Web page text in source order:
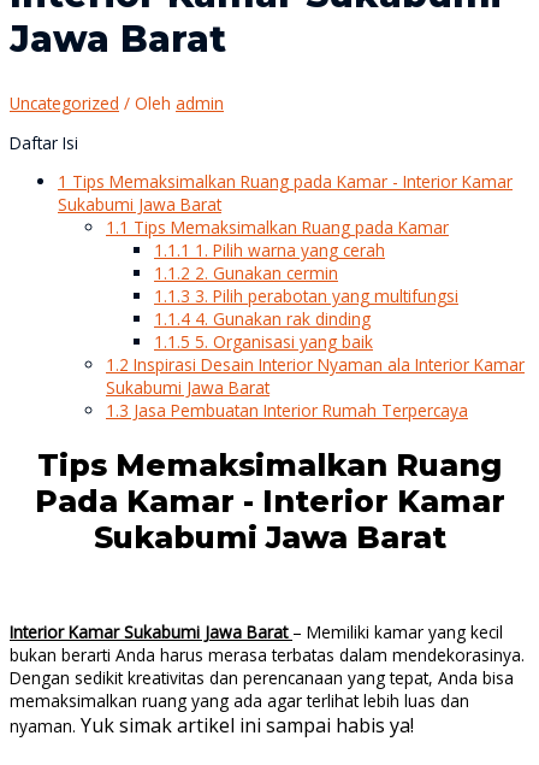
Jawa Barat
Uncategorized / Oleh admin
Daftar Isi
1 Tips Memaksimalkan Ruang pada Kamar - Interior Kamar
Sukabumi Jawa Barat
1.1 Tips Memaksimalkan Ruang pada Kamar
1.1.1 1. Pilih warna yang cerah
1.1.2 2. Gunakan cermin
1.1.3 3. Pilih perabotan yang multifungsi
1.1.4 4. Gunakan rak dinding
1.1.5 5. Organisasi yang baik
1.2 Inspirasi Desain Interior Nyaman ala Interior Kamar
Sukabumi Jawa Barat
1.3 Jasa Pembuatan Interior Rumah Terpercaya
Tips Memaksimalkan Ruang
Pada Kamar - Interior Kamar
Sukabumi Jawa Barat
Interior Kamar Sukabumi Jawa Barat – Memiliki kamar yang kecil
bukan berarti Anda harus merasa terbatas dalam mendekorasinya.
Dengan sedikit kreativitas dan perencanaan yang tepat, Anda bisa
memaksimalkan ruang yang ada agar terlihat lebih luas dan
nyaman. Yuk simak artikel ini sampai habis ya!